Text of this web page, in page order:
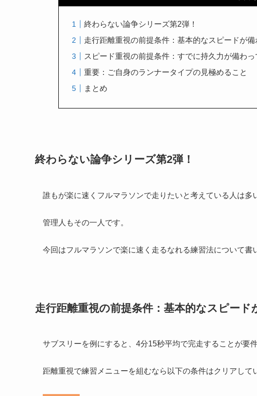
終わらない論争シリーズ第2弾！
走行距離重視の前提条件：基本的なスピードが備
スピード重視の前提条件：すでに持久力が備わっ
重要：ご自身のランナータイプの見極めること
まとめ
終わらない論争シリーズ第2弾！
誰もが楽に速くフルマラソンで走りたいと考えている人は多
管理人もその一人です。
今回はフルマラソンで楽に速く走るなれる練習法について書
走行距離重視の前提条件：基本的なスピード
サブスリーを例にすると、4分15秒平均で完走することが要件
距離重視で練習メニューを組むなら以下の条件はクリアして